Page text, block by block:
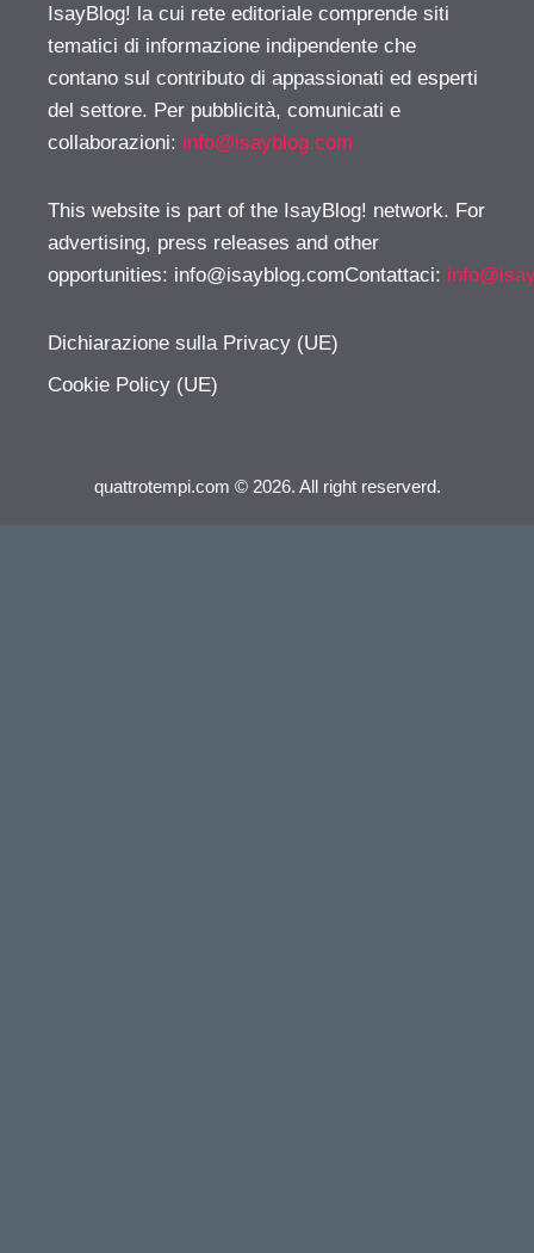
IsayBlog! la cui rete editoriale comprende siti
tematici di informazione indipendente che
contano sul contributo di appassionati ed esperti
del settore. Per pubblicità, comunicati e
collaborazioni: info@isayblog.com
This website is part of the IsayBlog! network. For
advertising, press releases and other
opportunities: info@isayblog.comContattaci:
Dichiarazione sulla Privacy (UE)
Cookie Policy (UE)
quattrotempi.com © 2026. All right reserverd.